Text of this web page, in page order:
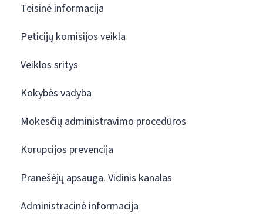
Teisinė informacija
Peticijų komisijos veikla
Veiklos sritys
Kokybės vadyba
Mokesčių administravimo procedūros
Korupcijos prevencija
Pranešėjų apsauga. Vidinis kanalas
Administracinė informacija